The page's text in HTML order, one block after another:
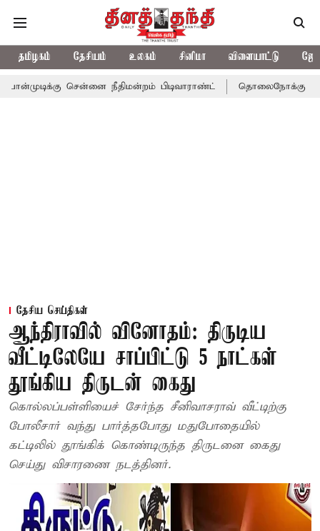
தமிழகம் தேசியம் உலகம் சினிமா விளையாட்டு
சென்னை நீதிமன்றம் பிடிவாராண்ட் தொலைநோக்கு பார்வையுடன்
தேசிய செய்திகள்
ஆந்திராவில் வினோதம்: திருடிய
வீட்டிலேயே சாப்பிட்டு 5 நாட்கள்
தூங்கிய திருடன் கைது
கொல்லப்பள்ளியைச் சேர்ந்த சீனிவாசராவ் வீட்டிற்கு
போலீசார் வந்து பார்த்தபோது மதுபோதையில்
கட்டிலில் தூங்கிக் கொண்டிருந்த திருடனை கைது
செய்து விசாரணை நடத்தினர்.